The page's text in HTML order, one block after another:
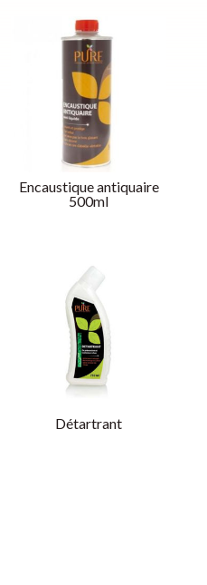
Encaustique antiquaire
500ml
Détartrant